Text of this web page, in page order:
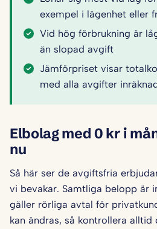
exempel i lägenhet eller
Vid hög förbrukning är
än slopad avgift
Jämförpriset visar
med alla avgifter
Elbolag med 0 kr i
nu
Så här ser de avgiftsfria
vi bevakar. Samtliga belopp är
gäller rörliga avtal för
kan ändras, så kontrollera alltid